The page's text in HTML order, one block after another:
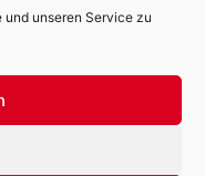
und unseren Service zu